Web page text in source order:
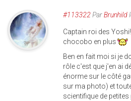
#113322 ParBrunhild
Captain roi des
chocobo en plus
Ben en fait moi si je
rôle c'est que j'en ai
énorme sur le côté
sur ma photo) et
scientifique de